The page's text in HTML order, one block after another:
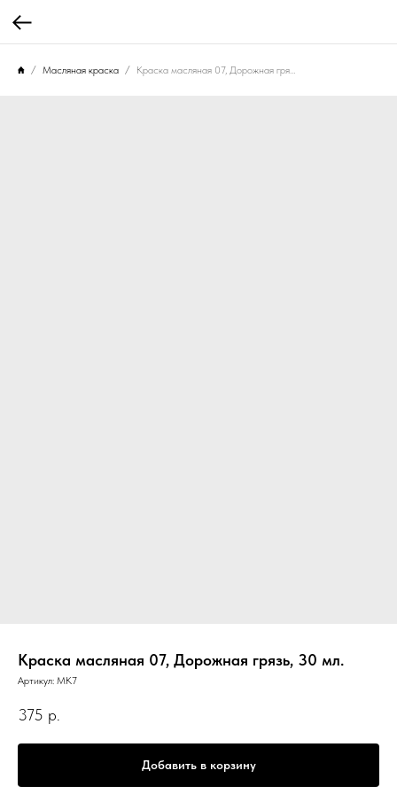
Масляная краска Краска масляная 07, Дорожная грязь, 30 мл.
Краска масляная 07, Дорожная грязь, 30 мл.
Артикул: МК7
375 р.
Добавить в корзину